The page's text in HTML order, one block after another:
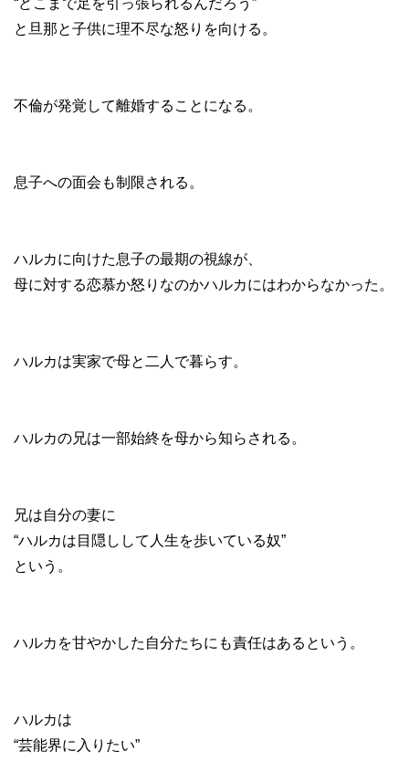
“どこまで足を引っ張られるんだろう”
と旦那と子供に理不尽な怒りを向ける。
不倫が発覚して離婚することになる。
息子への面会も制限される。
ハルカに向けた息子の最期の視線が、
母に対する恋慕か怒りなのかハルカにはわからなかった。
ハルカは実家で母と二人で暮らす。
ハルカの兄は一部始終を母から知らされる。
兄は自分の妻に
“ハルカは目隠しして人生を歩いている奴”
という。
ハルカを甘やかした自分たちにも責任はあるという。
ハルカは
“芸能界に入りたい”